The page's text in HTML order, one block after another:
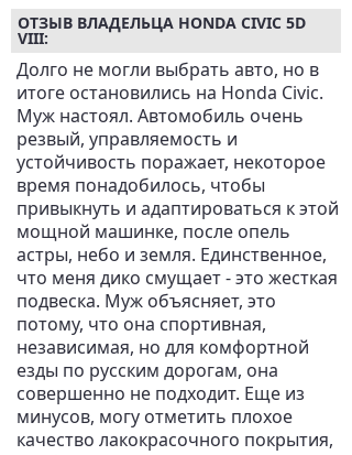
ОТЗЫВ ВЛАДЕЛЬЦА HONDA CIVIC 5D
VIII:
Долго не могли выбрать авто, но в
итоге остановились на Honda Civic.
Муж настоял. Автомобиль очень
резвый, управляемость и
устойчивость поражает, некоторое
время понадобилось, чтобы
привыкнуть и адаптироваться к этой
мощной машинке, после опель
астры, небо и земля. Единственное,
что меня дико смущает - это жесткая
подвеска. Муж объясняет, это
потому, что она спортивная,
независимая, но для комфортной
езды по русским дорогам, она
совершенно не подходит. Еще из
минусов, могу отметить плохое
качество лакокрасочного покрытия,